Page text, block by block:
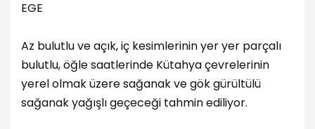
EGE
Az bulutlu ve açık, iç kesimlerinin yer yer parçalı
bulutlu, öğle saatlerinde Kütahya çevrelerinin
yerel olmak üzere sağanak ve gök gürültülü
sağanak yağışlı geçeceği tahmin ediliyor.